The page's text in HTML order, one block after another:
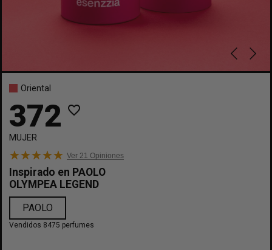
Oriental
372 favorite_border
MUJER
Ver 21 Opiniones
Inspirado en PAOLO
OLYMPEA LEGEND
PAOLO
Vendidos 8475 perfumes